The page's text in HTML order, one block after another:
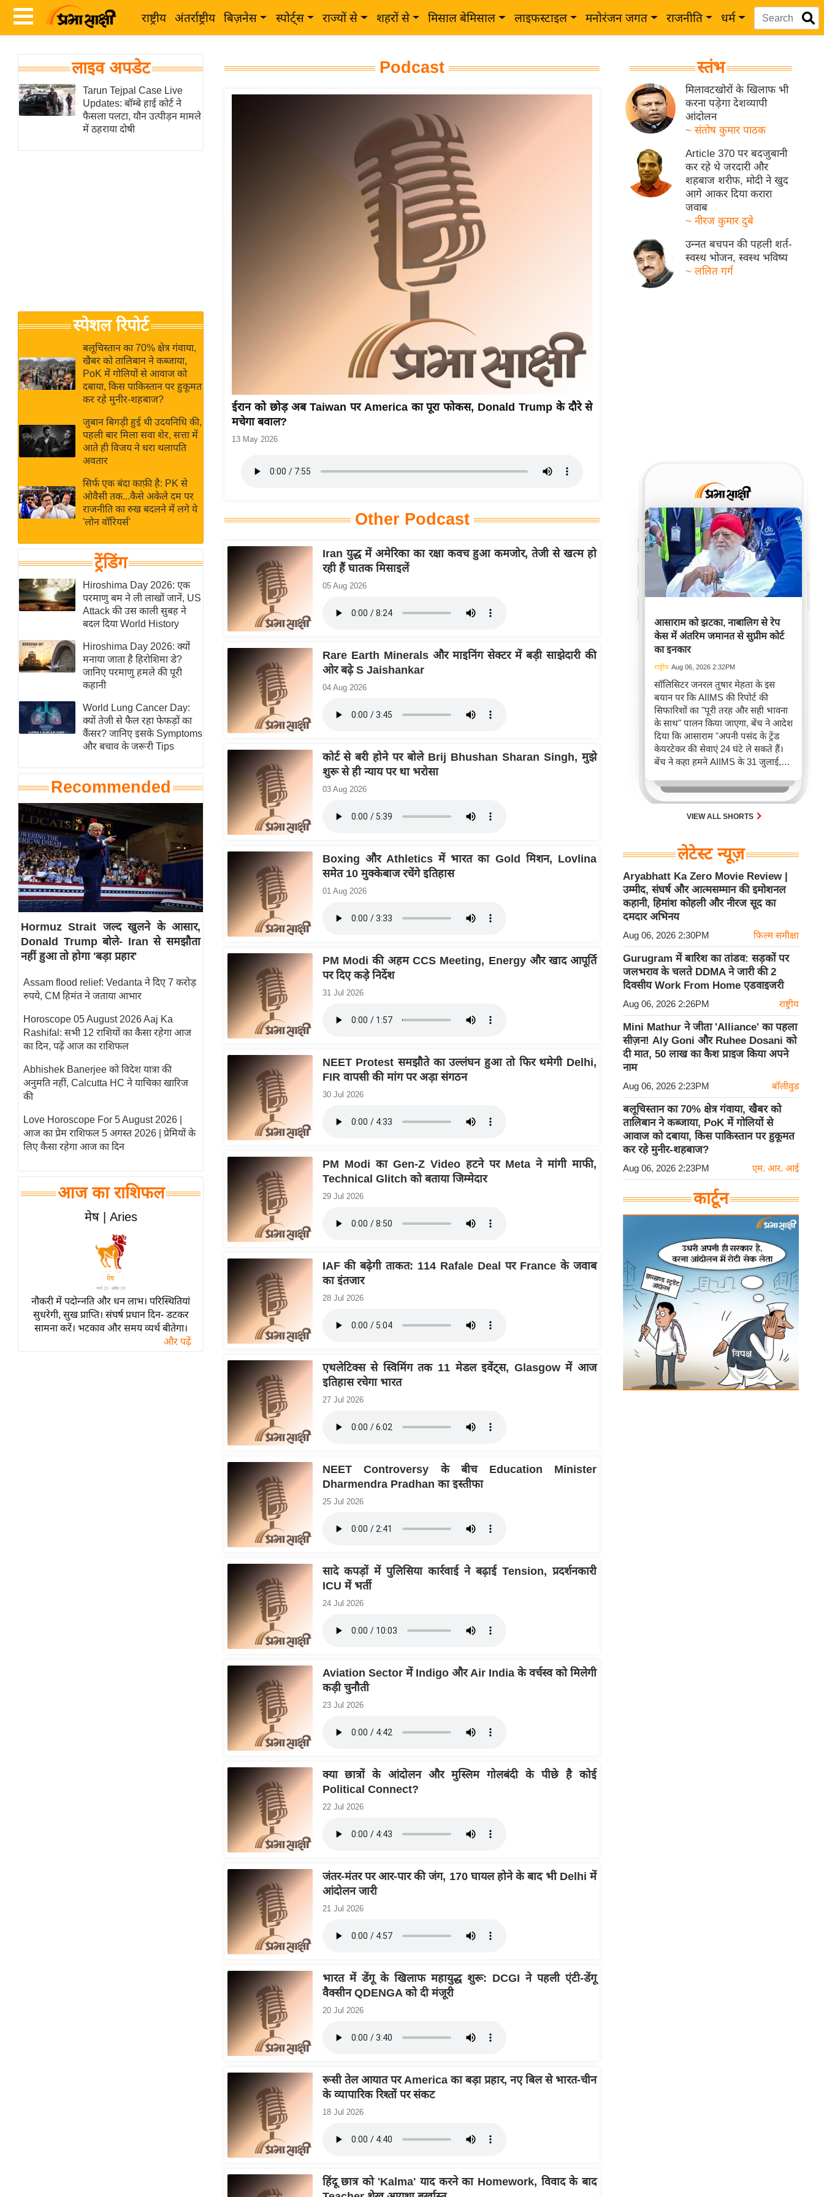
राष्ट्रीय अंतर्राष्ट्रीय बिज़नेस स्पोर्ट्स राज्यों से शहरों से मिसाल बेमिसाल लाइफस्टाइल मनोरंजन जगत राजनीति धर्म
Latest
News
in
Hindi
Hindi
ता
ख
ब
राष्ट्रीय
क्रिकेट
क्राइम
ई-पेपर
मिसाल बेमिसाल
शख्सियत
यंग इंडिया
साहित्य जगत
ऑटो वर्ल्ड
न्यूज ब्रीफ
मनोरंजन जगत
फिल्म समीक्षा
Breaking
News
लाइफस्टाइल
टेक्नॉलॉजी
ब्यूटी/फैशन
घरेलू नुस्खे
पर्यटन स्थल
फिटनेस मंत्रा
रिलेशनशिप
विश्लेषण
समसामयिक
मातृभूमि
स्तंभ
एम.
आर.
आई.
चाय पर
समीक्षा
धर्म
ज्योतिष
प्रभु
महिमा/
धर्मस्थल
व्रत
त्योहार
राशिफल
विशेष
ट्रेंडिंग
विधानसभा
चुनाव
फोटो
लाइव अपडेट
Tarun Tejpal Case Live
Updates: बॉम्बे हाई कोर्ट ने
फैसला पलटा, यौन उत्पीड़न मामले
में ठहराया दोषी
स्पेशल रिपोर्ट
बलूचिस्तान का 70% क्षेत्र गंवाया,
खैबर को तालिबान ने कब्जाया,
PoK में गोलियों से आवाज को
दबाया, किस पाकिस्तान पर हुकूमत
कर रहे मुनीर-शहबाज?
जुबान बिगड़ी हुई थी उदयनिधि की,
पहली बार मिला सवा शेर, सत्ता में
आते ही विजय ने धरा थलापति
अवतार
सिर्फ एक बंदा काफ़ी है: PK से
ओवैसी तक...कैसे अकेले दम पर
राजनीति का रुख बदलने में लगे ये
'लोन वॉरियर्स'
ट्रेंडिंग
Hiroshima Day 2026: एक
परमाणु बम ने ली लाखों जानें, US
Attack की उस काली सुबह ने
बदल दिया World History
Hiroshima Day 2026: क्यों
मनाया जाता है हिरोशिमा डे?
जानिए परमाणु हमले की पूरी
कहानी
World Lung Cancer Day:
क्यों तेजी से फैल रहा फेफड़ों का
कैंसर? जानिए इसके Symptoms
और बचाव के जरूरी Tips
Recommended
Hormuz Strait जल्द खुलने के आसार,
Donald Trump बोले- Iran से समझौता
नहीं हुआ तो होगा 'बड़ा प्रहार'
Assam flood relief: Vedanta ने दिए 7 करोड़
रुपये, CM हिमंत ने जताया आभार
Horoscope 05 August 2026 Aaj Ka
Rashifal: सभी 12 राशियों का कैसा रहेगा आज
का दिन, पढ़ें आज का राशिफल
Abhishek Banerjee को विदेश यात्रा की
अनुमति नहीं, Calcutta HC ने याचिका खारिज
की
Love Horoscope For 5 August 2026 |
आज का प्रेम राशिफल 5 अगस्त 2026 | प्रेमियों के
लिए कैसा रहेगा आज का दिन
आज का राशिफल
मेष | Aries
नौकरी में पदोन्नति और धन लाभ। परिस्थितियां
सुधरेगी, सुख प्राप्ति। संघर्ष प्रधान दिन- डटकर
सामना करें। भटकाव और समय व्यर्थ बीतेगा।
और पढ़ें
Podcast
ईरान को छोड़ अब Taiwan पर America का पूरा फोकस, Donald Trump के दौरे से
मचेगा बवाल?
13 May 2026
Other Podcast
Iran युद्ध में अमेरिका का रक्षा कवच हुआ कमजोर, तेजी से खत्म हो
रही हैं घातक मिसाइलें
05 Aug 2026
Rare Earth Minerals और माइनिंग सेक्टर में बड़ी साझेदारी की
ओर बढ़े S Jaishankar
04 Aug 2026
कोर्ट से बरी होने पर बोले Brij Bhushan Sharan Singh, मुझे
शुरू से ही न्याय पर था भरोसा
03 Aug 2026
Boxing और Athletics में भारत का Gold मिशन, Lovlina
समेत 10 मुक्केबाज रचेंगे इतिहास
01 Aug 2026
PM Modi की अहम CCS Meeting, Energy और खाद आपूर्ति
पर दिए कड़े निर्देश
31 Jul 2026
NEET Protest समझौते का उल्लंघन हुआ तो फिर थमेगी Delhi,
FIR वापसी की मांग पर अड़ा संगठन
30 Jul 2026
PM Modi का Gen-Z Video हटने पर Meta ने मांगी माफी,
Technical Glitch को बताया जिम्मेदार
29 Jul 2026
IAF की बढ़ेगी ताकत: 114 Rafale Deal पर France के जवाब
का इंतजार
28 Jul 2026
एथलेटिक्स से स्विमिंग तक 11 मेडल इवेंट्स, Glasgow में आज
इतिहास रचेगा भारत
27 Jul 2026
NEET Controversy के बीच Education Minister
Dharmendra Pradhan का इस्तीफा
25 Jul 2026
सादे कपड़ों में पुलिसिया कार्रवाई ने बढ़ाई Tension, प्रदर्शनकारी
ICU में भर्ती
24 Jul 2026
Aviation Sector में Indigo और Air India के वर्चस्व को मिलेगी
कड़ी चुनौती
23 Jul 2026
क्या छात्रों के आंदोलन और मुस्लिम गोलबंदी के पीछे है कोई
Political Connect?
22 Jul 2026
जंतर-मंतर पर आर-पार की जंग, 170 घायल होने के बाद भी Delhi में
आंदोलन जारी
21 Jul 2026
भारत में डेंगू के खिलाफ महायुद्ध शुरू: DCGI ने पहली एंटी-डेंगू
वैक्सीन QDENGA को दी मंजूरी
20 Jul 2026
रूसी तेल आयात पर America का बड़ा प्रहार, नए बिल से भारत-चीन
के व्यापारिक रिश्तों पर संकट
18 Jul 2026
हिंदू छात्र को 'Kalma' याद करने का Homework, विवाद के बाद
स्तंभ
मिलावटखोरों के खिलाफ भी
करना पड़ेगा देशव्यापी
आंदोलन
~ संतोष कुमार पाठक
Article 370 पर बदजुबानी
कर रहे थे जरदारी और
शहबाज शरीफ, मोदी ने खुद
आगे आकर दिया करारा
जवाब
~ नीरज कुमार दुबे
उन्नत बचपन की पहली शर्त-
स्वस्थ भोजन, स्वस्थ भविष्य
~ ललित गर्ग
आसाराम को झटका, नाबालिग से रेप
केस में अंतरिम जमानत से सुप्रीम कोर्ट
का इनकार
राष्ट्रीय Aug 06, 2026 2:32PM
सॉलिसिटर जनरल तुषार मेहता के इस
बयान पर कि AIIMS की रिपोर्ट की
सिफारिशों का "पूरी तरह और सही भावना
के साथ" पालन किया जाएगा, बेंच ने आदेश
दिया कि आसाराम "अपनी पसंद के ट्रेंड
केयरटेकर की सेवाएं 24 घंटे ले सकते हैं।
बेंच ने कहा हमने AIIMS के 31 जुलाई,
जनरल के इस बयान पर कि पत्र की बातों
पर पूरी तरह और सही भावना के साथ
विचार किया जाएगा, याचिकाकर्ता को
VIEW ALL SHORTS
लेटेस्ट न्यूज़
Aryabhatt Ka Zero Movie Review |
उम्मीद, संघर्ष और आत्मसम्मान की इमोशनल
कहानी, हिमांश कोहली और नीरज सूद का
दमदार अभिनय
Aug 06, 2026 2:30PM फिल्म समीक्षा
Gurugram में बारिश का तांडव: सड़कों पर
जलभराव के चलते DDMA ने जारी की 2
दिवसीय Work From Home एडवाइजरी
Aug 06, 2026 2:26PM राष्ट्रीय
Mini Mathur ने जीता 'Alliance' का पहला
सीज़न! Aly Goni और Ruhee Dosani को
दी मात, 50 लाख का कैश प्राइज किया अपने
नाम
Aug 06, 2026 2:23PM बॉलीवुड
बलूचिस्तान का 70% क्षेत्र गंवाया, खैबर को
तालिबान ने कब्जाया, PoK में गोलियों से
आवाज को दबाया, किस पाकिस्तान पर हुकूमत
कर रहे मुनीर-शहबाज?
Aug 06, 2026 2:23PM एम. आर. आई
कार्टून